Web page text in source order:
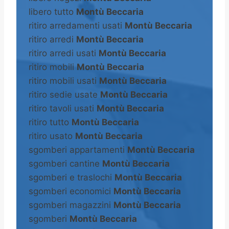
libero tutto Montù Beccaria
ritiro arredamenti usati Montù Beccaria
ritiro arredi Montù Beccaria
ritiro arredi usati Montù Beccaria
ritiro mobili Montù Beccaria
ritiro mobili usati Montù Beccaria
ritiro sedie usate Montù Beccaria
ritiro tavoli usati Montù Beccaria
ritiro tutto Montù Beccaria
ritiro usato Montù Beccaria
sgomberi appartamenti Montù Beccaria
sgomberi cantine Montù Beccaria
sgomberi e traslochi Montù Beccaria
sgomberi economici Montù Beccaria
sgomberi magazzini Montù Beccaria
sgomberi Montù Beccaria